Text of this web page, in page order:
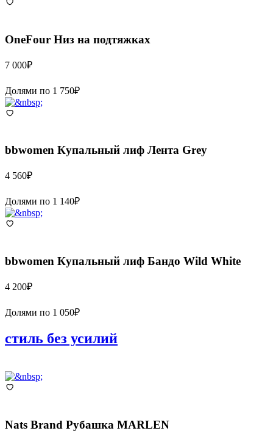
OneFour Низ на подтяжках
7 000₽
Долями по 1 750₽
bbwomen Купальный лиф Лента Grey
4 560₽
Долями по 1 140₽
bbwomen Купальный лиф Бандо Wild White
4 200₽
Долями по 1 050₽
стиль без усилий
Nats Brand Рубашка MARLEN